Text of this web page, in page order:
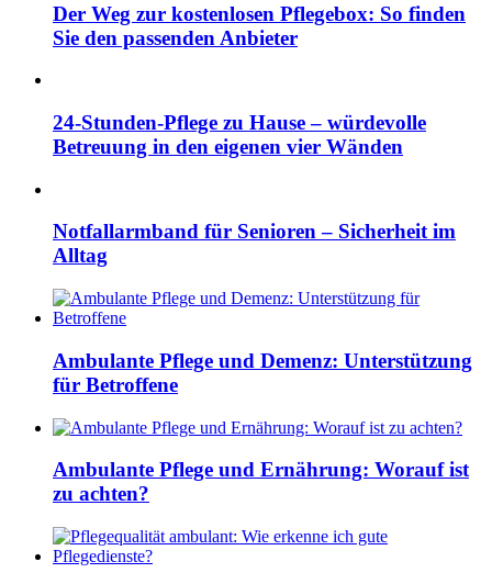
Der Weg zur kostenlosen Pflegebox: So finden
Sie den passenden Anbieter
24-Stunden-Pflege zu Hause – würdevolle
Betreuung in den eigenen vier Wänden
Notfallarmband für Senioren – Sicherheit im
Alltag
Ambulante Pflege und Demenz: Unterstützung
für Betroffene
Ambulante Pflege und Ernährung: Worauf ist
zu achten?